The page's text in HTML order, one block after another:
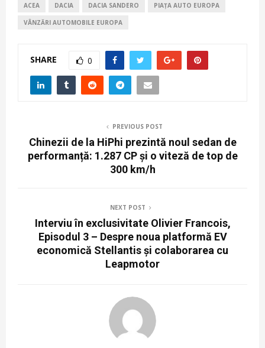
ACEA DACIA DACIA SANDERO PIAȚA AUTO EUROPA
VÂNZĂRI AUTOMOBILE EUROPA
SHARE 0
PREVIOUS POST
Chinezii de la HiPhi prezintă noul sedan de
performanță: 1.287 CP și o viteză de top de
300 km/h
NEXT POST
Interviu în exclusivitate Olivier Francois,
Episodul 3 – Despre noua platformă EV
economică Stellantis și colaborarea cu
Leapmotor